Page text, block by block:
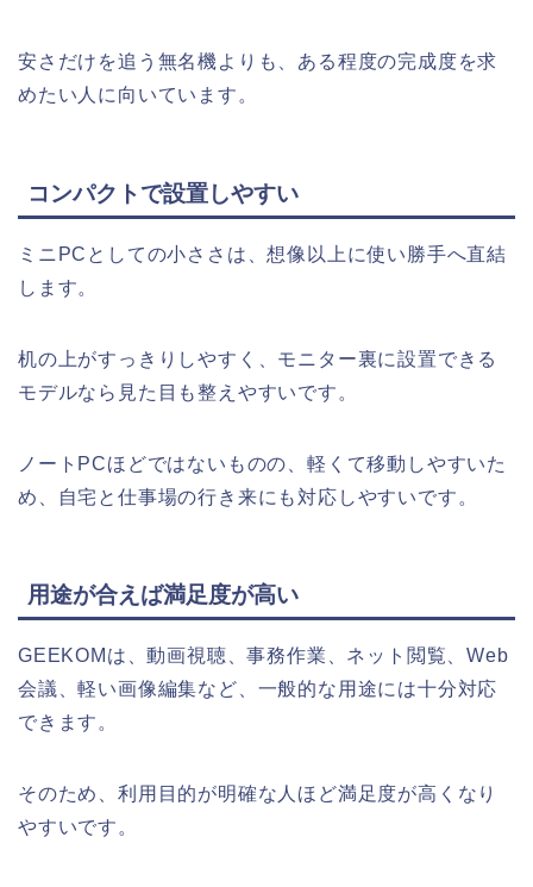
安さだけを追う無名機よりも、ある程度の完成度を求
めたい人に向いています。
コンパクトで設置しやすい
ミニPCとしての小ささは、想像以上に使い勝手へ直結
します。
机の上がすっきりしやすく、モニター裏に設置できる
モデルなら見た目も整えやすいです。
ノートPCほどではないものの、軽くて移動しやすいた
め、自宅と仕事場の行き来にも対応しやすいです。
用途が合えば満足度が高い
GEEKOMは、動画視聴、事務作業、ネット閲覧、Web
会議、軽い画像編集など、一般的な用途には十分対応
できます。
そのため、利用目的が明確な人ほど満足度が高くなり
やすいです。